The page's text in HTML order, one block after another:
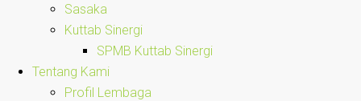
Sasaka
Kuttab Sinergi
SPMB Kuttab Sinergi
Tentang Kami
Profil Lembaga